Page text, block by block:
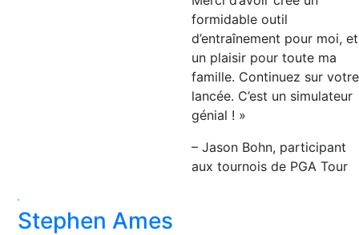
formidable outil
d’entraînement pour moi, et
un plaisir pour toute ma
famille. Continuez sur votre
lancée. C’est un simulateur
génial ! »
– Jason Bohn, participant
aux tournois de PGA Tour
Stephen Ames